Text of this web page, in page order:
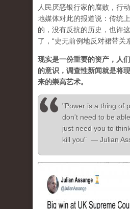
人民厌恶银行家的腐败，行
地媒体对此的报道说：传统
的，没有反抗的历史，也许
了，“史无前例地反对裙带关系
现实是一份重要的资产，人
的意识，调查性新闻就是将
来的崇高艺术。
"Power is a thing of
don't need to be
just need you to
kill you" — Julian